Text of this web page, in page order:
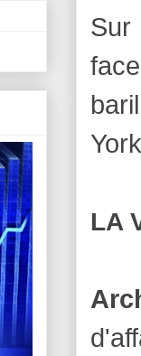
Sur
LA